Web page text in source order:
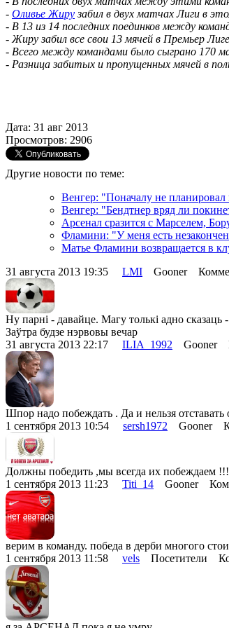
- Оливье Жирузабил в двух матчах Лиги в
- В 13 из 14 последних поединков между
- Жиру забил все свои 13 мячей в Премьер
- Всего между командами было сыграно 170
- Разница забитых и пропущенных мячей в
Дата: 31 авг 2013
Просмотров: 2906
Другие новости по теме:
Венгер: "Поначалу не
Венгер: "Бендтнер вряд ли
Арсенал сразится с Марселем,
Фламини: "У меня есть
Матье Фламини возвращается в
31 августа 2013 19:35 LMI Gooner
Ну парні - давайце. Магу толькі адно
Заўтра будзе нэрвовы вечар
31 августа 2013 22:17 ILIA_1992 Gooner
Шпор надо побеждать . Да и нельзя отставать
1 сентября 2013 10:54 sersh1972 Gooner
Должны победить ,мы всегда их побеждаем !!!
1 сентября 2013 11:23 Titi_14 Gooner
верим в команду. победа в дерби многого
1 сентября 2013 11:58 vels Посетители